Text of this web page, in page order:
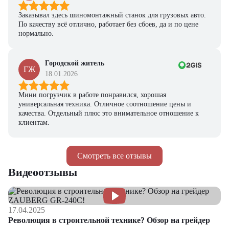
Смотреть все отзывы
Заказывал здесь шиномонтажный станок для грузовых авто.
По качеству всё отлично, работает без сбоев, да и по цене
нормально.
ГЖ
Городской житель
18.01.2026
Мини погрузчик в работе понравился, хорошая
универсальная техника. Отличное соотношение цены и
качества. Отдельный плюс это внимательное отношение к
клиентам.
Видеоотзывы
17.04.2025
Революция в строительной технике? Обзор на грейдер